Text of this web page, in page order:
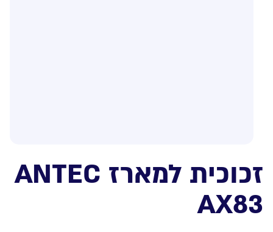
זכוכית למארז ANTEC
AX83